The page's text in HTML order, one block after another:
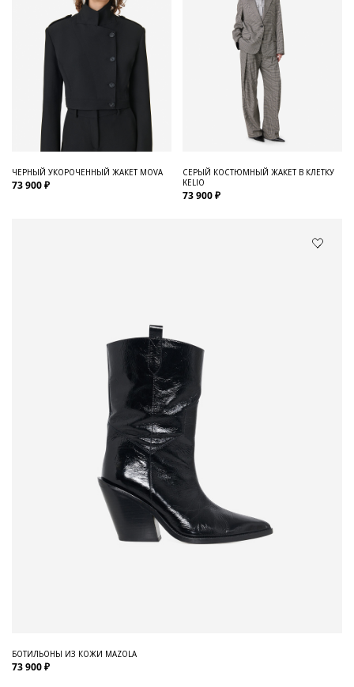
ЧЕРНЫЙ УКОРОЧЕННЫЙ ЖАКЕТ MOVA
73 900 ₽
СЕРЫЙ КОСТЮМНЫЙ ЖАКЕТ В КЛЕТКУ
KELIO
73 900 ₽
БОТИЛЬОНЫ ИЗ КОЖИ MAZOLA
73 900 ₽